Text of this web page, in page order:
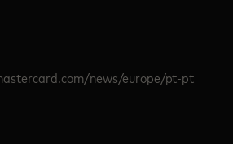
news/europe/pt-pt